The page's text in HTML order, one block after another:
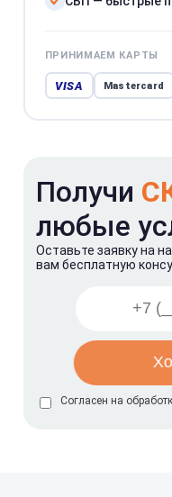
ПРИНИМАЕМ КАРТЫ
VISA Mastercard
Получи
любые
Оставьте заявку на
вам бесплатную
Согласен на